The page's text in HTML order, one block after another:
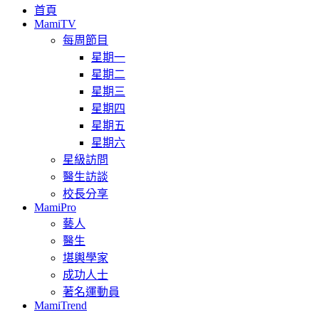
首頁
MamiTV
每周節目
星期一
星期二
星期三
星期四
星期五
星期六
星級訪問
醫生訪談
校長分享
MamiPro
藝人
醫生
堪輿學家
成功人士
著名運動員
MamiTrend